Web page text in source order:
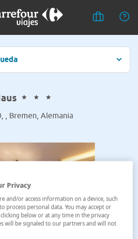
, Bremen, Alemania
Privacy
and/or access information on a device, such
process personal data. You may accept or
below or at any time in the privacy
will be signaled to our partners and will not